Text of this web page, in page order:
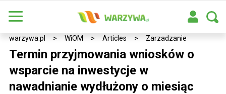
warzywa.pl > WiOM > Articles > Zarzadzanie
Termin przyjmowania wniosków o
wsparcie na inwestycje w
nawadnianie wydłużony o miesiąc